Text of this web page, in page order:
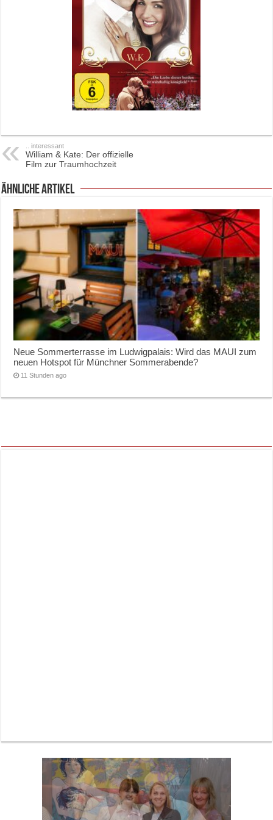
.. interessant
William & Kate: Der offizielle
Film zur Traumhochzeit
ähnliche Artikel
Neue Sommerterrasse im Ludwigpalais: Wird das MAUI zum
neuen Hotspot für Münchner Sommerabende?
11 Stunden ago